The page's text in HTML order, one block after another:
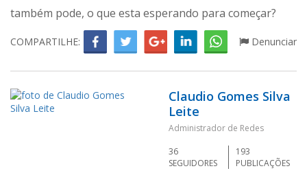
também pode, o que esta esperando para começar?
COMPARTILHE: Denunciar
Claudio Gomes Silva
Leite
Administrador de Redes
36
SEGUIDORES
193
PUBLICAÇÕES